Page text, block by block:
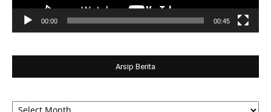
00:00 00:45
Arsip Berita
Arsip